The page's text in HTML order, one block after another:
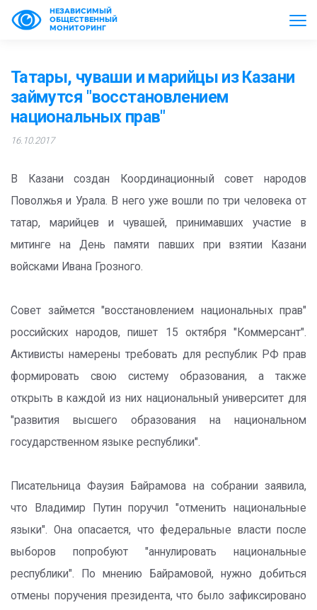
НЕЗАВИСИМЫЙ
ОБЩЕСТВЕННЫЙ
МОНИТОРИНГ
Татары, чуваши и марийцы из Казани
займутся "восстановлением
национальных прав"
16.10.2017
В Казани создан Координационный совет народов
Поволжья и Урала. В него уже вошли по три человека от
татар, марийцев и чувашей, принимавших участие в
митинге на День памяти павших при взятии Казани
войсками Ивана Грозного.
Совет займется "восстановлением национальных прав"
российских народов, пишет 15 октября "Коммерсант".
Активисты намерены требовать для республик РФ прав
формировать свою систему образования, а также
открыть в каждой из них национальный университет для
"развития высшего образования на национальном
государственном языке республики".
Писательница Фаузия Байрамова на собрании заявила,
что Владимир Путин поручил "отменить национальные
языки". Она опасается, что федеральные власти после
выборов попробуют "аннулировать национальные
республики". По мнению Байрамовой, нужно добиться
отмены поручения президента, что было зафиксировано